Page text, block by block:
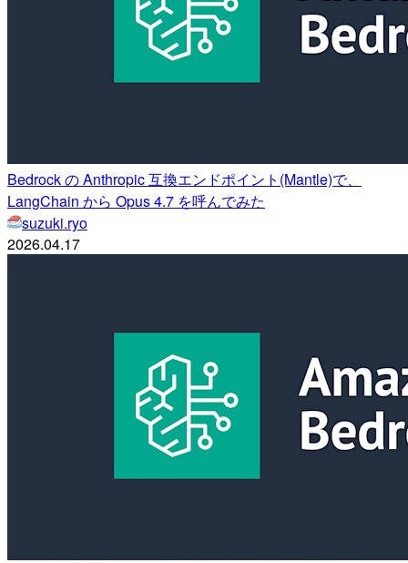
Bedrock の Anthropic 互換エンドポイント(Mantle)で、
LangChain から Opus 4.7 を呼んでみた
suzuki.ryo
2026.04.17